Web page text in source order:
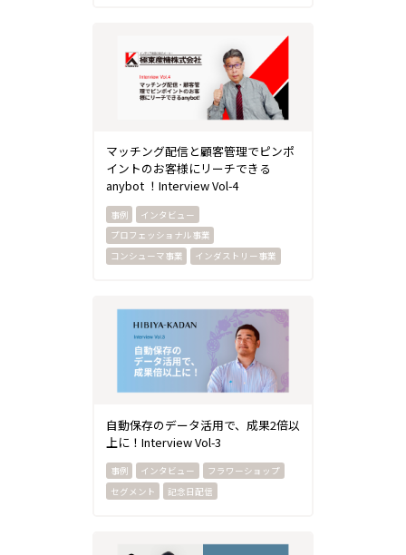
マッチング配信と顧客管理でピンポ
イントのお客様にリーチできる
anybot ！Interview Vol-4
インタビュー
プロフェッショナル事業
コンシューマ事業
インダストリー事業
自動保存のデータ活用で、成果2倍以
上に！Interview Vol-3
インタビュー
フラワーショップ
セグメント
記念日配信